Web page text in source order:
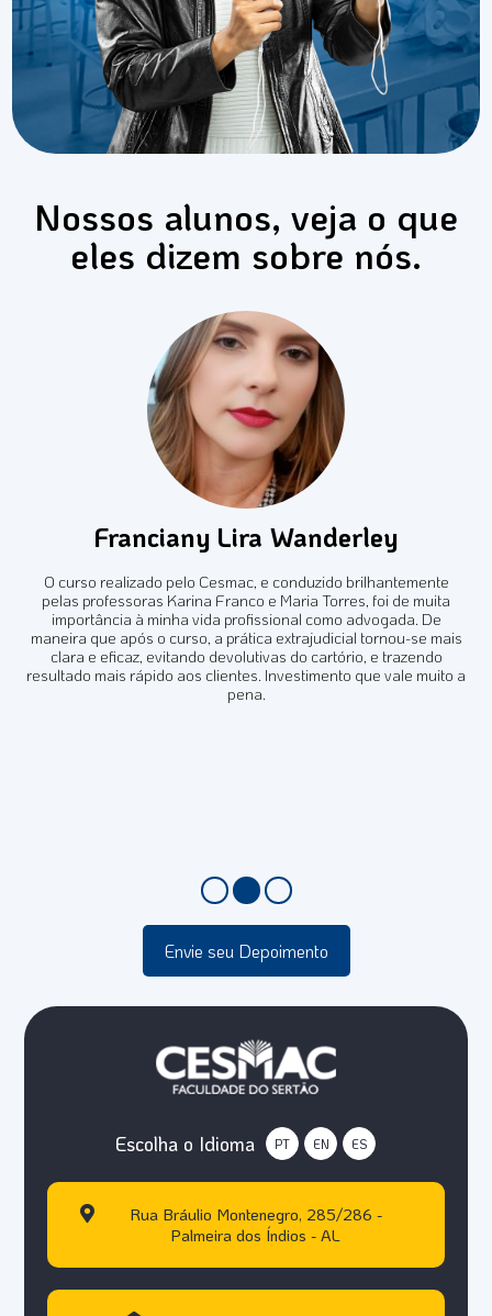
Nossos alunos, veja o que
eles dizem sobre nós.
Franciany Lira Wanderley
O curso realizado pelo Cesmac, e conduzido brilhantemente
pelas professoras Karina Franco e Maria Torres, foi de muita
importância à minha vida profissional como advogada. De
maneira que após o curso, a prática extrajudicial tornou-se mais
clara e eficaz, evitando devolutivas do cartório, e trazendo
resultado mais rápido aos clientes. Investimento que vale muito a
pena.
Envie seu Depoimento
Escolha o Idioma PT EN ES
Rua Bráulio Montenegro, 285/286 -
Palmeira dos Índios - AL